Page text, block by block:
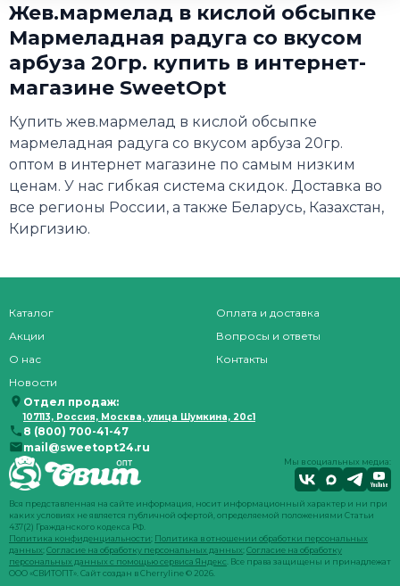
Жев.мармелад в кислой обсыпке
Мармеладная радуга со вкусом
арбуза 20гр. купить в интернет-
магазине SweetOpt
Купить жев.мармелад в кислой обсыпке
мармеладная радуга со вкусом арбуза 20гр.
оптом в интернет магазине по самым низким
ценам. У нас гибкая система скидок. Доставка во
все регионы России, а также Беларусь, Казахстан,
Киргизию.
Каталог
Акции
О нас
Новости
Оплата и доставка
Вопросы и ответы
Контакты
Отдел продаж:
107113, Россия, Москва, улица Шумкина, 20с1
8 (800) 700-41-47
mail@sweetopt24.ru
Мы в социальных медиа:
Вся представленная на сайте информация, носит информационный характер и ни при
каких условиях не является публичной офертой, определяемой положениями Статьи
437(2) Гражданского кодекса РФ.
Политика конфиденциальности; Политика в отношении обработки персональных
данных;Согласие на обработку персональных данных;Согласие на обработку
персональных данных с помощью сервиса Яндекс. Все права защищены и принадлежат
ООО «СВИТОПТ». Сайт создан вCherryline© 2026.